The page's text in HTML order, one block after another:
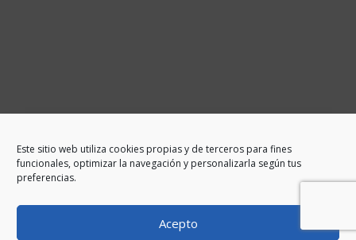
Este sitio web utiliza cookies propias y de terceros para fines
funcionales, optimizar la navegación y personalizarla según tus
preferencias.
Acepto